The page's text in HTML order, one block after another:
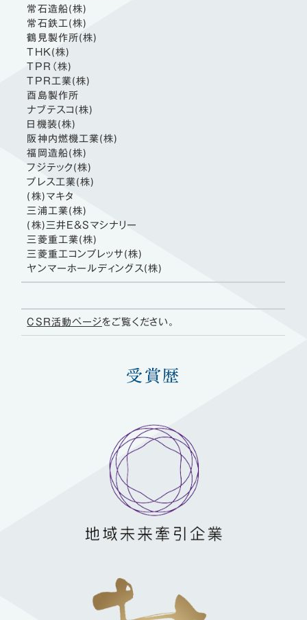
常石造船(株)
常石鉄工(株)
鶴見製作所(株)
THK(株)
TPR（株)
TPR工業(株)
酉島製作所
ナブテスコ(株)
日機装(株)
阪神内燃機工業(株)
福岡造船(株)
フジテック(株)
プレス工業(株)
(株)マキタ
三浦工業(株)
(株)三井E&Sマシナリー
三菱重工業(株)
三菱重工コンプレッサ(株)
ヤンマーホールディングス(株)
CSR活動ページをご覧ください。
受賞歴